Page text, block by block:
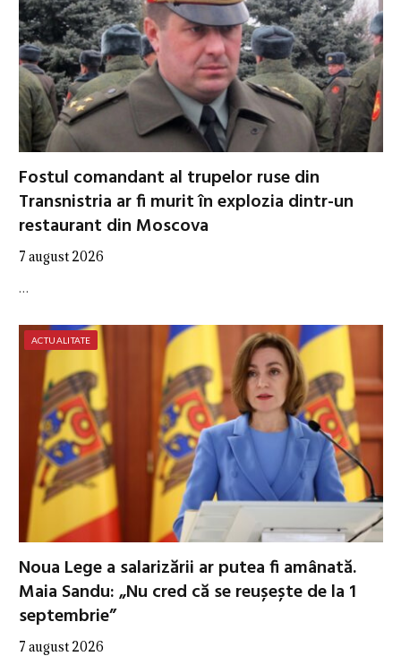
Fostul comandant al trupelor ruse din
Transnistria ar fi murit în explozia dintr-un
restaurant din Moscova
7 august 2026
…
ACTUALITATE
Noua Lege a salarizării ar putea fi amânată.
Maia Sandu: „Nu cred că se reușește de la 1
septembrie”
7 august 2026